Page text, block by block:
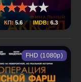
КП:5.6 IMDB:6.3
FHD (1080p)